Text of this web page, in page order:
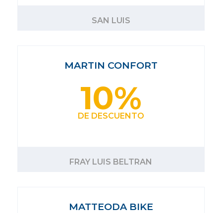
SAN LUIS
MARTIN CONFORT
10%
DE DESCUENTO
FRAY LUIS BELTRAN
MATTEODA BIKE